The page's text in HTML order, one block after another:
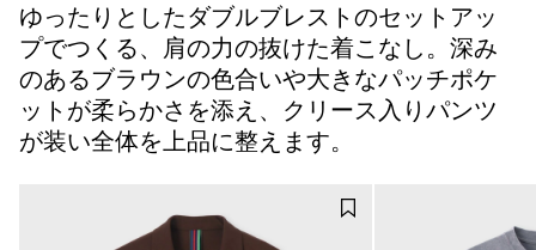
ゆったりとしたダブルブレストのセットアッ
プでつくる、肩の力の抜けた着こなし。深み
のあるブラウンの色合いや大きなパッチポケ
ットが柔らかさを添え、クリース入りパンツ
が装い全体を上品に整えます。